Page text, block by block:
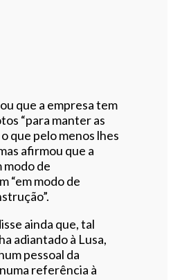
que a empresa tem
“para manter as
que pelo menos lhes
afirmou que a
modo de
“em modo de
ainda que, tal
adiantado à Lusa,
pessoal da
referência à